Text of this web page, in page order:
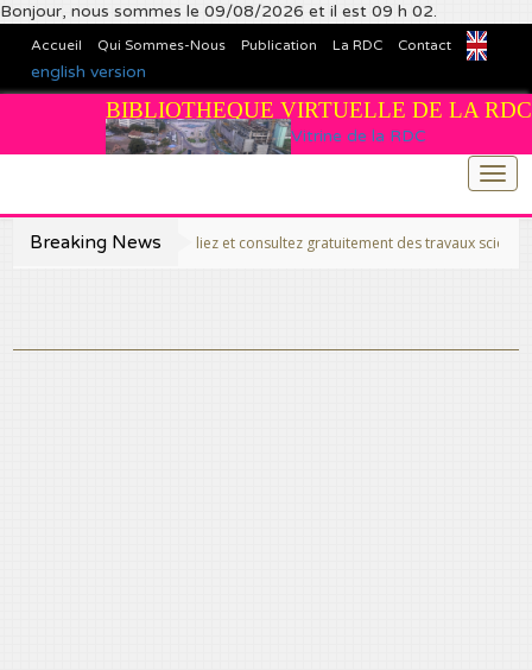
Bonjour, nous sommes le 09/08/2026 et il est 09 h 02.
Accueil Qui Sommes-Nous Publication La RDC Contact
english version
Vitrine de la RDC
BIBLIOTHEQUE VIRTUELLE DE LA RDC
Breaking News
>>Publiez et consultez gratuitement des travaux scientifiques fins